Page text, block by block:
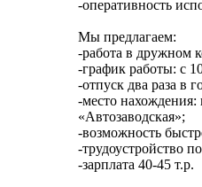
-оперативность
Мы предлагаем:
-работа в дружном
-график работы: с
-отпуск два раза в
-место нахождения:
«Автозаводская»;
-возможность
-трудоустройство
-зарплата 40-45 т.р.